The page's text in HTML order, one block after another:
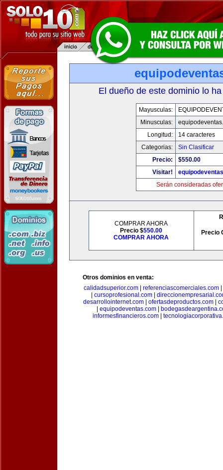
El dueño de este dominio lo
Mayusculas:
Minusculas:
Longitud:
14 caracteres
Categorias:
Sin Clasificar
Precio:
$550.00
Visitar!
Serán consideradas
COMPRAR AHORA
Precio $550.00
COMPRAR AHORA
Precio
Otros dominios en venta:
calidadsuperior.com| referenciascomerciales.com|
cursoprofesional.com|
desarrollointernet.com| ofertasdeproductos.com|
equipodeventas.com
informesfinancieros.com